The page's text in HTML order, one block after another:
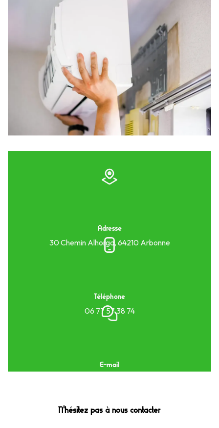
Adresse
30 Chemin Alhorga, 64210 Arbonne
Téléphone
06 77 57 38 74
E-mail
N'hésitez pas à nous contacter